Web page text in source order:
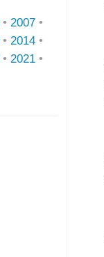
• 2007 •
• 2014 •
• 2021 •